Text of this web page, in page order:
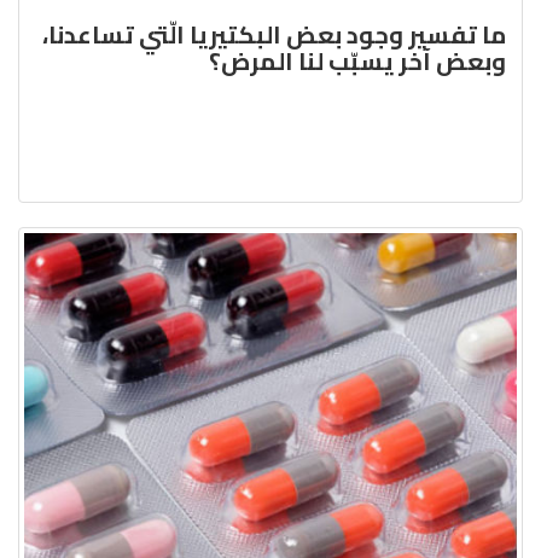
ما تفسير وجود بعض البكتيريا الّتي تساعدنا،
وبعض آخر يسبّب لنا المرض؟